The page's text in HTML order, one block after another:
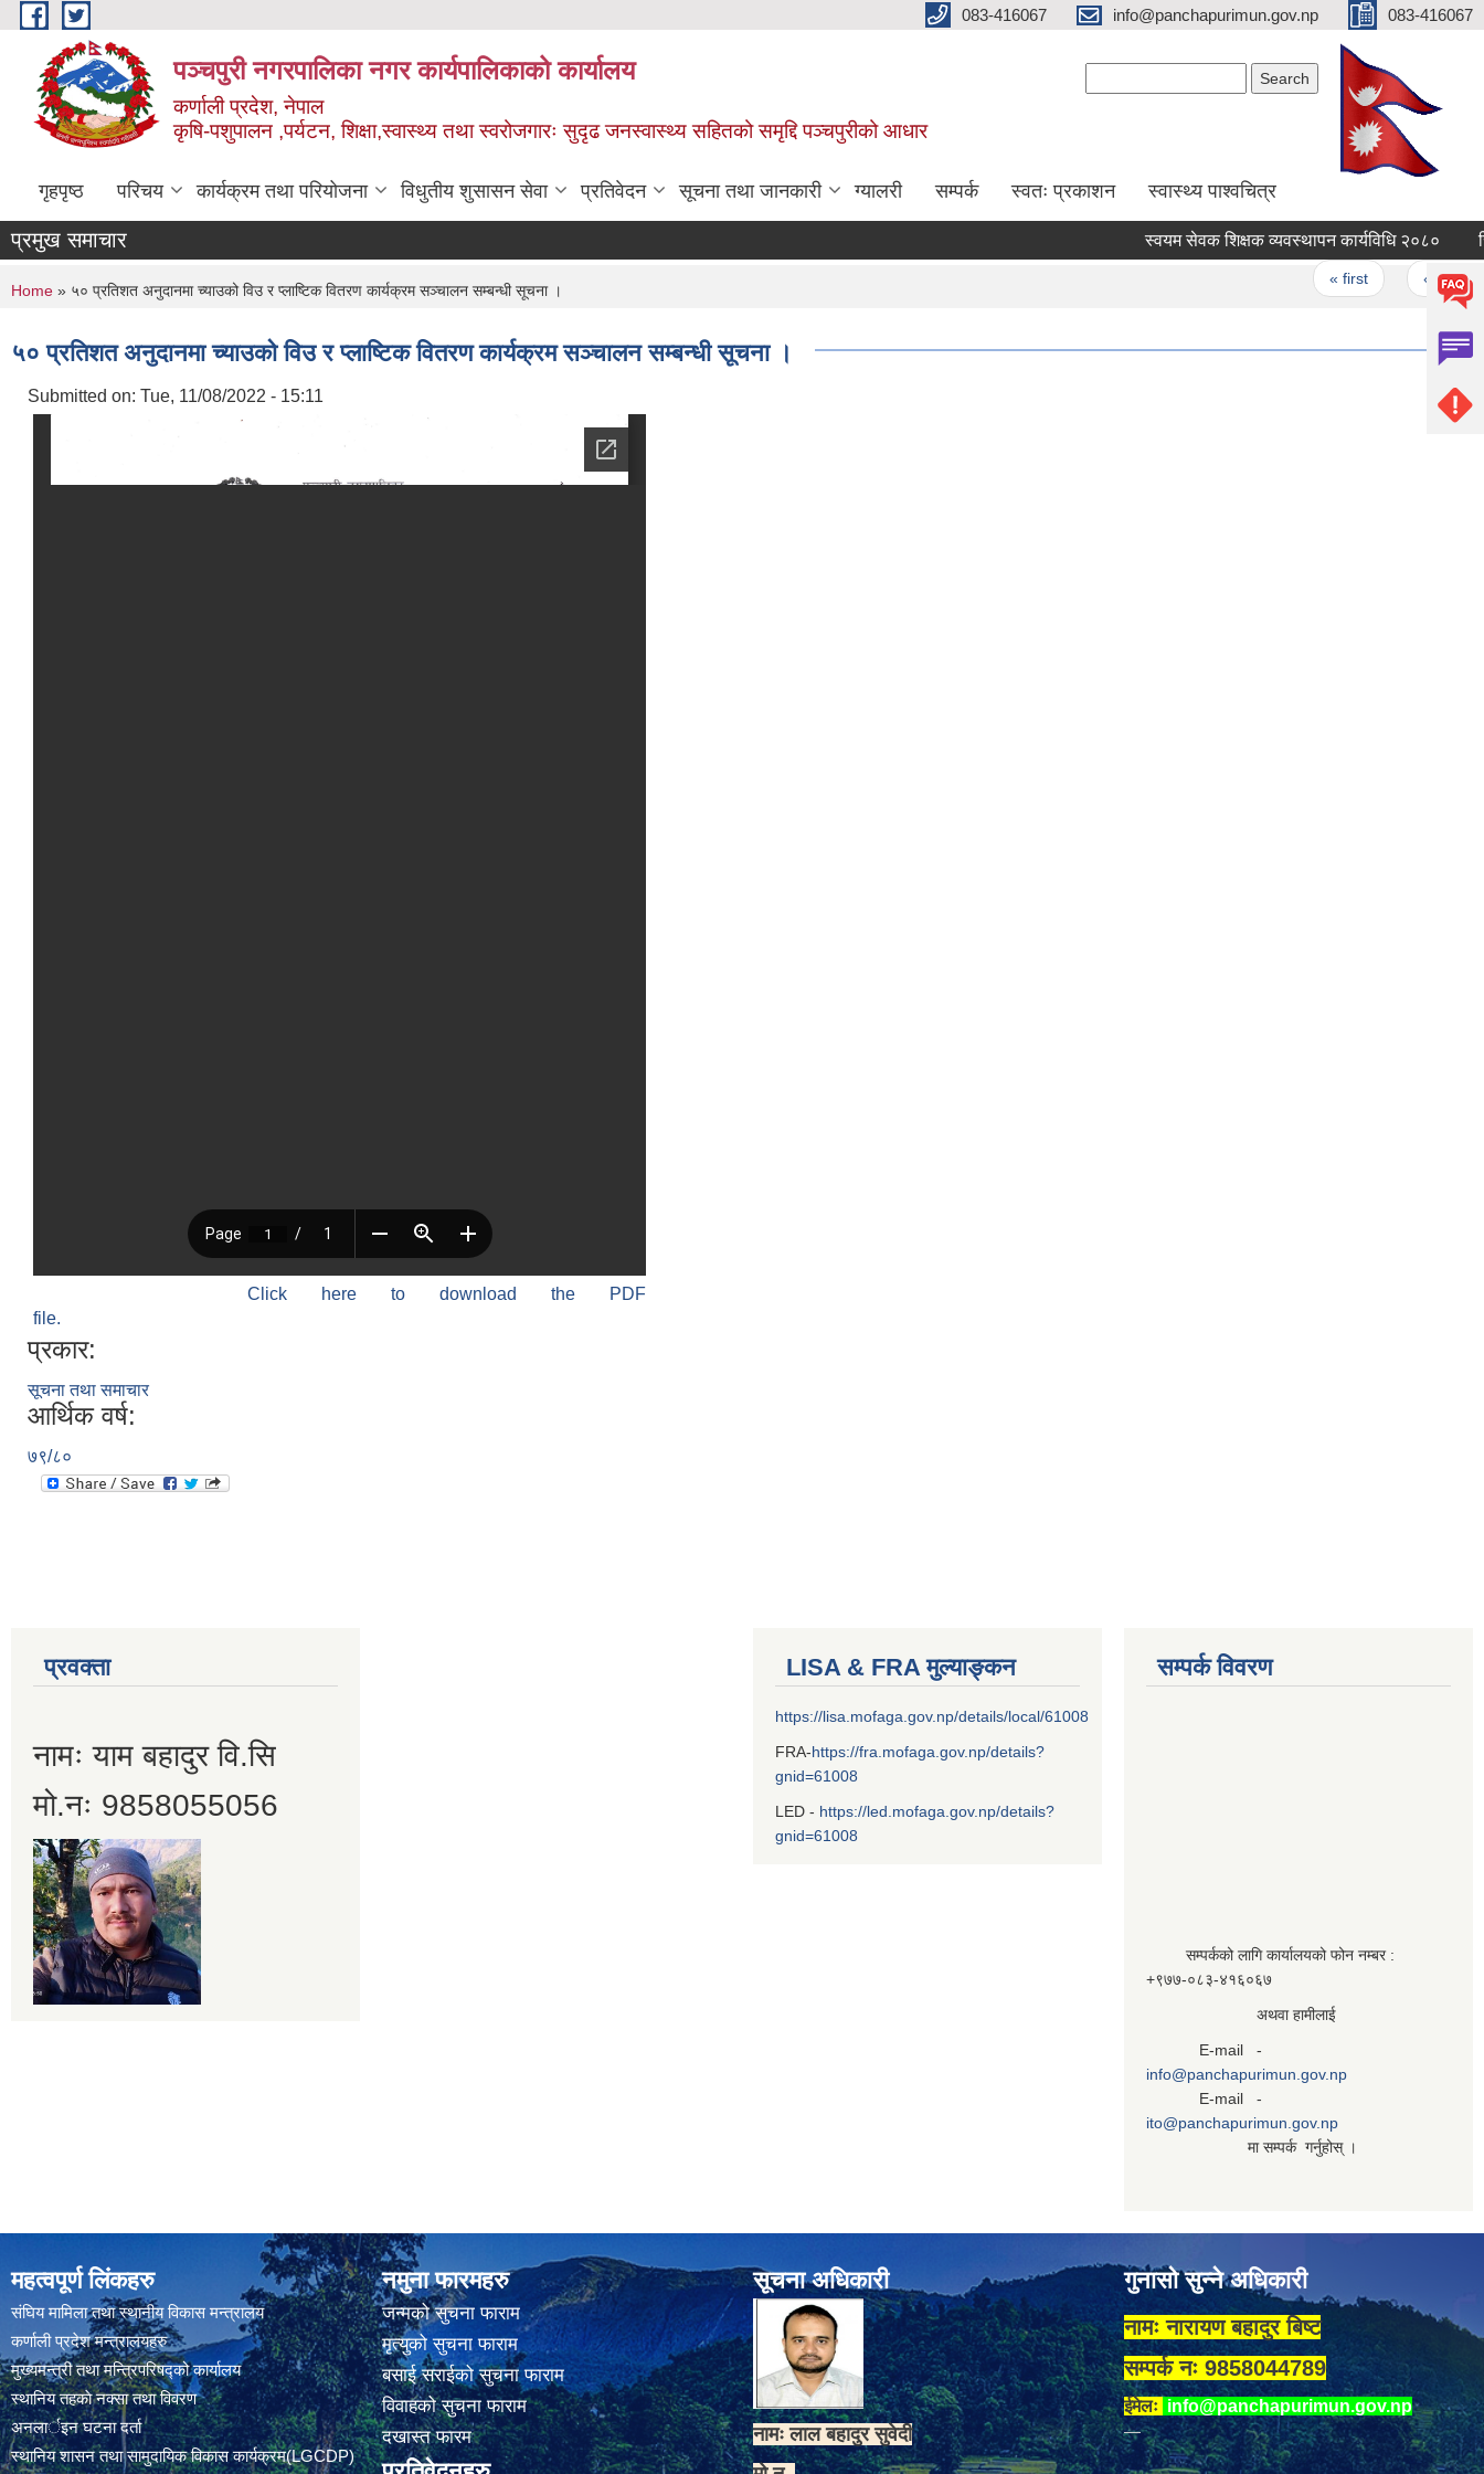
Skip to main content 083-416067 info@panchapurimun.gov.np 083-416067
पञ्चपुरी नगरपालिका नगर कार्यपालिकाको कार्यालय
कर्णाली प्रदेश, नेपाल
कृषि-पशुपालन ,पर्यटन, शिक्षा,स्वास्थ्य तथा स्वरोजगारः सुदृढ जनस्वास्थ्य सहितको समृद्दि पञ्चपुरीको आधार
गृहपृष्ठ परिचय कार्यक्रम तथा परियोजना विधुतीय शुसासन सेवा प्रतिवेदन सूचना तथा जानकारी ग्यालरी सम्पर्क स्वतः प्रकाशन स्वास्थ्य पाश्वचित्र
प्रमुख समाचार स्वयम सेवक शिक्षक व्यवस्थापन कार्यविधि २०८०
« first ‹ previous
You are here
Home » ५० प्रतिशत अनुदानमा च्याउको विउ र प्लाष्टिक वितरण कार्यक्रम सञ्चालन सम्बन्धी सूचना ।
५० प्रतिशत अनुदानमा च्याउको विउ र प्लाष्टिक वितरण कार्यक्रम सञ्चालन सम्बन्धी सूचना ।
Submitted on: Tue, 11/08/2022 - 15:11
Click here to download the PDF
file.
प्रकार:
सूचना तथा समाचार
आर्थिक वर्ष:
७९/८०
प्रवक्ता
नामः याम बहादुर वि.सि
मो.नः 9858055056
LISA & FRA मुल्याङ्कन
https://lisa.mofaga.gov.np/details/local/61008
FRA-https://fra.mofaga.gov.np/details?
gnid=61008
LED - https://led.mofaga.gov.np/details?
gnid=61008
सम्पर्क विवरण
सम्पर्कको लागि कार्यालयको फोन नम्बर :
+९७७-०८३‍-४१६०६७
अथवा हामीलाई
E-mail -
info@panchapurimun.gov.np
E-mail -
ito@panchapurimun.gov.np
मा सम्पर्क गर्नुहोस् ।
महत्वपूर्ण लिंकहरु
संघिय मामिला तथा स्थानीय विकास मन्त्रालय
कर्णाली प्रदेश मन्त्रालयहरु
मुख्यमन्त्री तथा मन्त्रिपरिषद्को कार्यालय
स्थानिय तहकाे नक्सा तथा विवरण
अनलार्इन घटना दर्ता
स्थानिय शासन तथा सामुदायिक विकास कार्यक्रम(LGCDP)
नमुना फारमहरु
जन्मको सुचना फाराम
मृत्युको सुचना फाराम
बसाई सराईको सुचना फाराम
विवाहको सुचना फाराम
दखास्त फारम
सूचना अधिकारी
नामः लाल बहादुर सुवेदी
गुनासो सुन्ने अधिकारी
नामः नारायण बहादुर बिष्ट
सम्पर्क नः 9858044789
ईमेलः info@panchapurimun.gov.np